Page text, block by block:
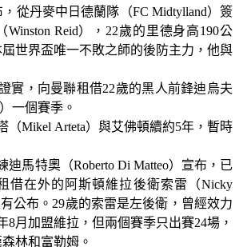
從丹麥中日德蘭隊（FC Midtylland）簽
Reid），22歲的里德身高190公
世界盃唯一不敗之師的後防主力，他與
實，向曼聯租借22歲的黑人前鋒迪烏夫
一個賽季。
Mikel Arteta）與艾佛頓續約5年，暫時
迪馬特奧（Roberto Di Matteo）宣布，已
借在外的阿斯頓維拉後衛索雷（Nicky
公布。29歲的索雷是左後衛，曾經效力
8月加盟維拉，但兩個賽季只出賽24場，
林和富勒姆。